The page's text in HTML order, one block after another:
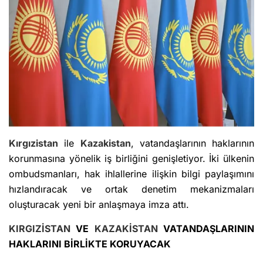
Kırgızistan ile Kazakistan, vatandaşlarının haklarının
korunmasına yönelik iş birliğini genişletiyor. İki ülkenin
ombudsmanları, hak ihlallerine ilişkin bilgi paylaşımını
hızlandıracak ve ortak denetim mekanizmaları
oluşturacak yeni bir anlaşmaya imza attı.
KIRGIZİSTAN VE KAZAKİSTANVATANDAŞLARININ
HAKLARINI BİRLİKTE KORUYACAK